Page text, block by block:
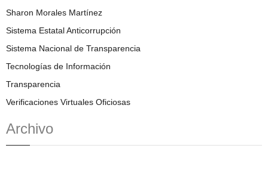
Sharon Morales Martínez
Sistema Estatal Anticorrupción
Sistema Nacional de Transparencia
Tecnologías de Información
Transparencia
Verificaciones Virtuales Oficiosas
Archivo